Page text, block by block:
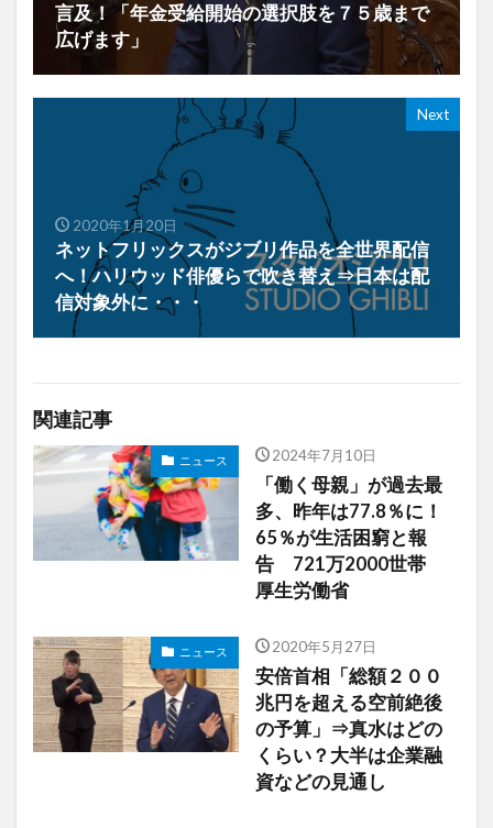
言及！「年金受給開始の選択肢を７５歳まで
広げます」
Next
2020年1月20日
ネットフリックスがジブリ作品を全世界配信
へ！ハリウッド俳優らで吹き替え⇒日本は配
信対象外に・・・
関連記事
ニュース 2024年7月10日
「働く母親」が過去最
多、昨年は77.8％に！
65％が生活困窮と報
告 721万2000世帯
厚生労働省
ニュース 2020年5月27日
安倍首相「総額２００
兆円を超える空前絶後
の予算」⇒真水はどの
くらい？大半は企業融
資などの見通し